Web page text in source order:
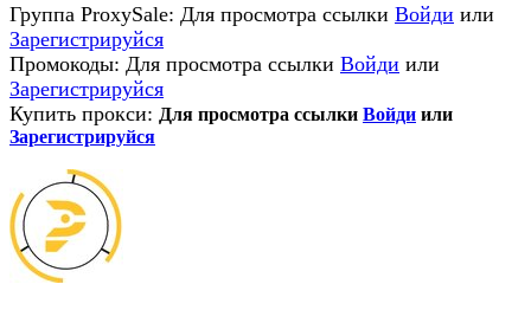
Группа ProxySale: Для просмотра ссылки Войди или
Зарегистрируйся
Промокоды: Для просмотра ссылки Войди или
Зарегистрируйся
Купить прокси: Для просмотра ссылки Войди или
Зарегистрируйся